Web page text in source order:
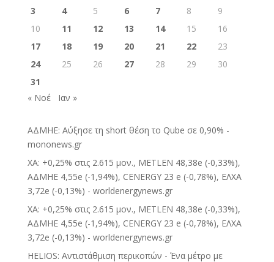
3
4 5 6 7 8
9
10
11 12 13 14 15
16
17
18 19 20 21 22
23
24
25 26 27 28 29
30
31
« Νοέ
Ιαν »
ΑΔΜΗΕ: Αύξησε τη short θέση το Qube σε 0,90% -
mononews.gr
ΧΑ: +0,25% στις 2.615 μον., METLEN 48,38e (-0,33%),
ΑΔΜΗΕ 4,55e (-1,94%), CENERGY 23 e (-0,78%), ΕΛΧΑ
3,72e (-0,13%) - worldenergynews.gr
ΧΑ: +0,25% στις 2.615 μον., METLEN 48,38e (-0,33%),
ΑΔΜΗΕ 4,55e (-1,94%), CENERGY 23 e (-0,78%), ΕΛΧΑ
3,72e (-0,13%) - worldenergynews.gr
HELIOS: Αντιστάθμιση περικοπών - Ένα μέτρο με